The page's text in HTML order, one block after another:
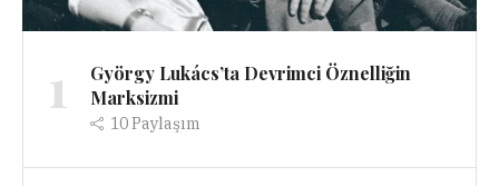
1
György Lukács’ta Devrimci Öznelliğin
Marksizmi
10Paylaşım